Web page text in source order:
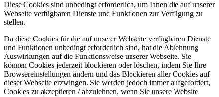
Diese Cookies sind unbedingt erforderlich, um Ihnen die auf unserer
Webseite verfügbaren Dienste und Funktionen zur Verfügung zu
stellen.
Da diese Cookies für die auf unserer Webseite verfügbaren Dienste
und Funktionen unbedingt erforderlich sind, hat die Ablehnung
Auswirkungen auf die Funktionsweise unserer Webseite. Sie
können Cookies jederzeit blockieren oder löschen, indem Sie Ihre
Browsereinstellungen ändern und das Blockieren aller Cookies auf
dieser Webseite erzwingen. Sie werden jedoch immer aufgefordert,
Cookies zu akzeptieren / abzulehnen, wenn Sie unsere Website